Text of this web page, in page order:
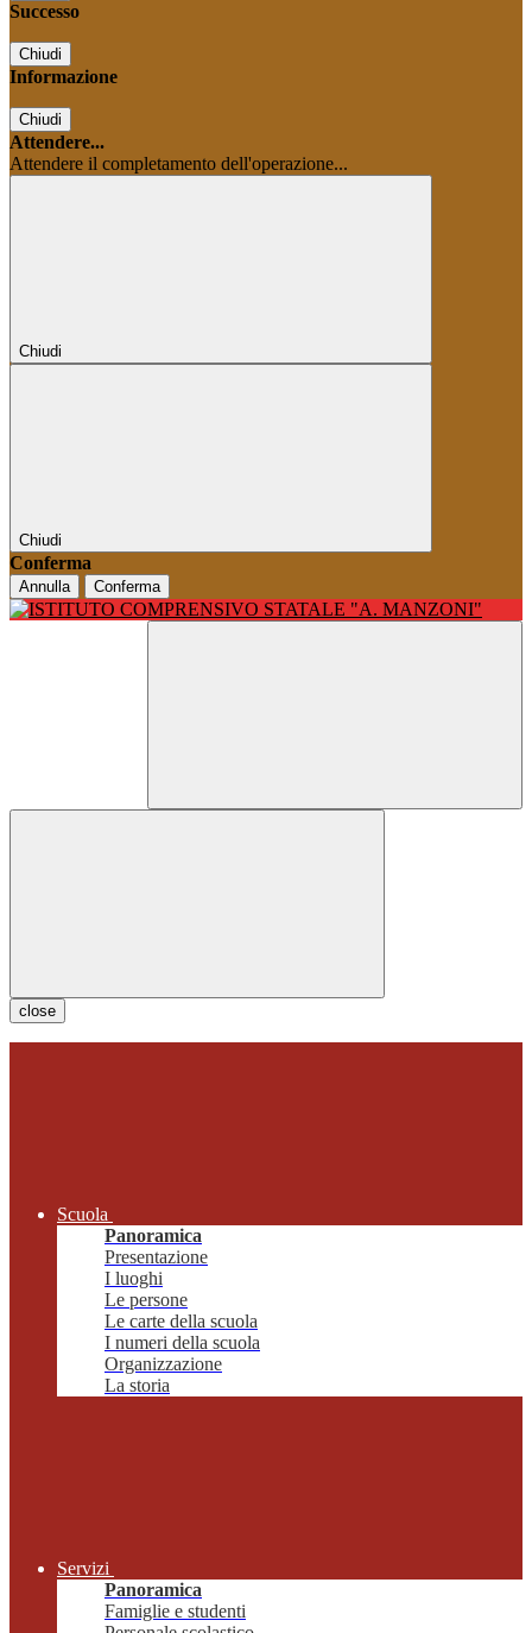
Successo
Chiudi
Informazione
Chiudi
Attendere...
Attendere il completamento dell'operazione...
Chiudi
Chiudi
Conferma
Annulla Conferma
close
Scuola
Panoramica
Presentazione
I luoghi
Le persone
Le carte della scuola
I numeri della scuola
Organizzazione
La storia
Servizi
Panoramica
Famiglie e studenti